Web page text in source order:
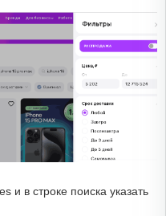
и в строке поиска указать